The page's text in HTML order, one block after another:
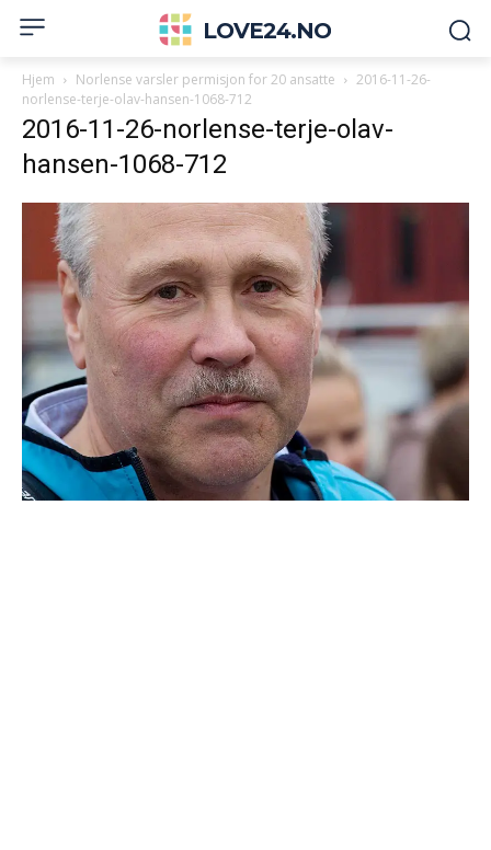
LOVE24.NO
Hjem Norlense varsler permisjon for 20 ansatte
2016-11-26-
norlense-terje-olav-hansen-1068-712
2016-11-26-norlense-terje-olav-
hansen-1068-712